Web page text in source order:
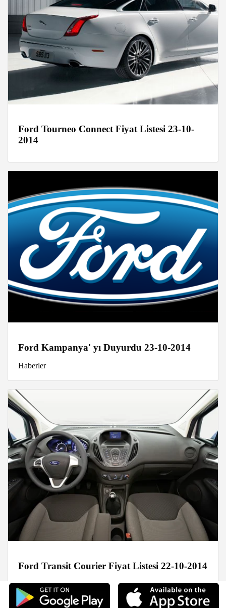
Ford Tourneo Connect Fiyat Listesi 23-10-
2014
Ford Kampanya' yı Duyurdu 23-10-2014
Haberler
Ford Transit Courier Fiyat Listesi 22-10-2014
Fiyat Listeleri